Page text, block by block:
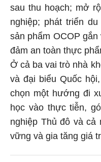
sau thu hoạch; mở
nghiệp; phát triển
sản phẩm OCOP
đảm an toàn thực
Ở cả ba vai trò nhà
và đại biểu Quốc
chọn một hướng đi
học vào thực tiễn,
nghiệp Thủ đô và
vững và gia tăng giá